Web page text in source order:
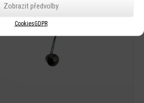
Zobrazit předvolby
CookiesGDPR